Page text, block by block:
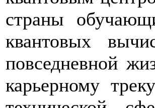
страны
квантовых
повседневной
карьерному